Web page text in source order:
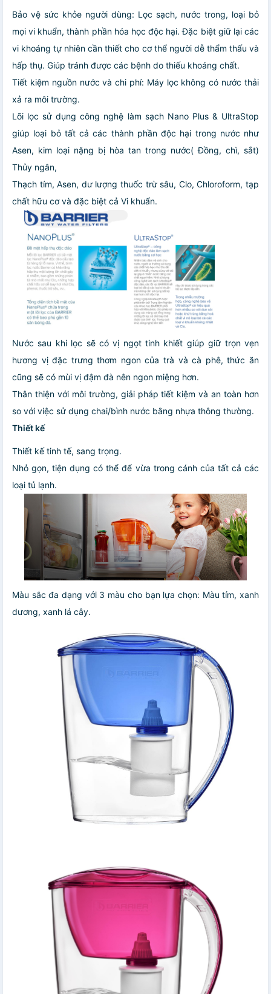
Bảo vệ sức khỏe người dùng: Lọc sạch, nước trong, loại bỏ
mọi vi khuẩn, thành phần hóa học độc hại. Đặc biệt giữ lại các
vi khoáng tự nhiên cần thiết cho cơ thể người dễ thẩm thấu và
hấp thụ. Giúp tránh được các bệnh do thiếu khoáng chất.
Tiết kiệm nguồn nước và chi phí: Máy lọc không có nước thải
xả ra môi trường.
Lõi lọc sử dụng công nghệ làm sạch Nano Plus & UltraStop
giúp loại bỏ tất cả các thành phần độc hại trong nước như
Asen, kim loại nặng bị hòa tan trong nước( Đồng, chì, sắt)
Thủy ngân,
Thạch tím, Asen, dư lượng thuốc trừ sâu, Clo, Chloroform, tạp
chất hữu cơ và đặc biệt cả Vi khuẩn.
Nước sau khi lọc sẽ có vị ngọt tinh khiết giúp giữ trọn vẹn
hương vị đặc trưng thơm ngon của trà và cà phê, thức ăn
cũng sẽ có mùi vị đậm đà nên ngon miệng hơn.
Thân thiện với môi trường, giải pháp tiết kiệm và an toàn hơn
so với việc sử dụng chai/bình nước bằng nhựa thông thường.
Thiết kế
Thiết kế tinh tế, sang trọng.
Nhỏ gọn, tiện dụng có thể để vừa trong cánh của tất cả các
loại tủ lạnh.
Màu sắc đa dạng với 3 màu cho bạn lựa chọn: Màu tím, xanh
dương, xanh lá cây.